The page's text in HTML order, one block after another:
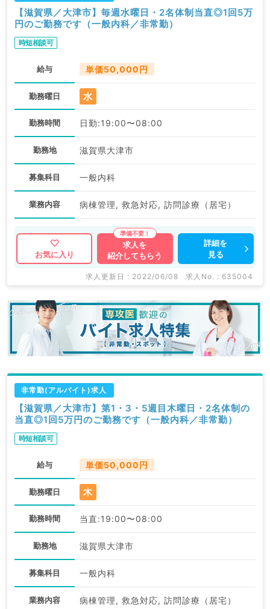
【滋賀県／大津市】毎週水曜日・2名体制当直◎1回5万
円のご勤務です（一般内科／非常勤）
時短相談可
給与 単価50,000円
勤務曜日 水
勤務時間 日勤:19:00〜08:00
勤務地 滋賀県大津市
募集科目 一般内科
業務内容 病棟管理, 救急対応, 訪問診療（居宅）
お気に入り
求人を
紹介してもらう
詳細を
見る
求人更新日 : 2022/06/08 求人No. : 635004
非常勤(アルバイト)求人
【滋賀県／大津市】第1・3・5週目木曜日・2名体制の
当直◎1回5万円のご勤務です（一般内科／非常勤）
時短相談可
給与 単価50,000円
勤務曜日 木
勤務時間 当直:19:00〜08:00
勤務地 滋賀県大津市
募集科目 一般内科
業務内容 病棟管理, 救急対応, 訪問診療（居宅）